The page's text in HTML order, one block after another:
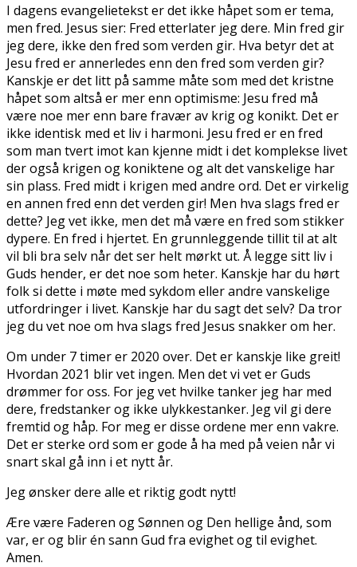
I dagens evangelietekst er det ikke håpet som er tema,
men fred. Jesus sier: Fred etterlater jeg dere. Min fred gir
jeg dere, ikke den fred som verden gir. Hva betyr det at
Jesu fred er annerledes enn den fred som verden gir?
Kanskje er det litt på samme måte som med det kristne
håpet som altså er mer enn optimisme: Jesu fred må
være noe mer enn bare fravær av krig og konflikt. Det er
ikke identisk med et liv i harmoni. Jesu fred er en fred
som man tvert imot kan kjenne midt i det komplekse livet
der også krigen og konfliktene og alt det vanskelige har
sin plass. Fred midt i krigen med andre ord. Det er virkelig
en annen fred enn det verden gir! Men hva slags fred er
dette? Jeg vet ikke, men det må være en fred som stikker
dypere. En fred i hjertet. En grunnleggende tillit til at alt
vil bli bra selv når det ser helt mørkt ut. Å legge sitt liv i
Guds hender, er det noe som heter. Kanskje har du hørt
folk si dette i møte med sykdom eller andre vanskelige
utfordringer i livet. Kanskje har du sagt det selv? Da tror
jeg du vet noe om hva slags fred Jesus snakker om her.
Om under 7 timer er 2020 over. Det er kanskje like greit!
Hvordan 2021 blir vet ingen. Men det vi vet er Guds
drømmer for oss. For jeg vet hvilke tanker jeg har med
dere, fredstanker og ikke ulykkestanker. Jeg vil gi dere
fremtid og håp. For meg er disse ordene mer enn vakre.
Det er sterke ord som er gode å ha med på veien når vi
snart skal gå inn i et nytt år.
Jeg ønsker dere alle et riktig godt nytt!
Ære være Faderen og Sønnen og Den hellige ånd, som
var, er og blir én sann Gud fra evighet og til evighet.
Amen.